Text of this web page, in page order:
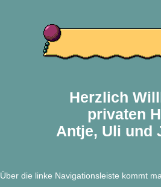
Herzlich
privaten
Antje, Uli und
Über die linke Navigationsleiste kommt